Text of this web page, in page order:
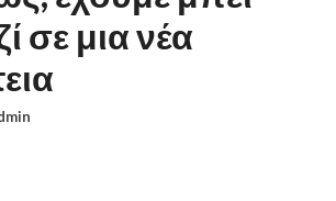
σε μια νέα